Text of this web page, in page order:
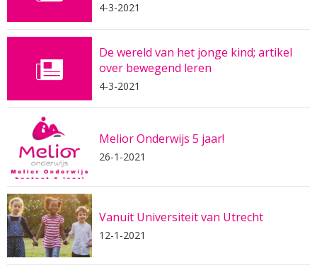
4-3-2021
De wereld van het jonge kind; artikel
over bewegend leren
4-3-2021
Melior Onderwijs 5 jaar!
26-1-2021
Vanuit Universiteit van Utrecht
12-1-2021